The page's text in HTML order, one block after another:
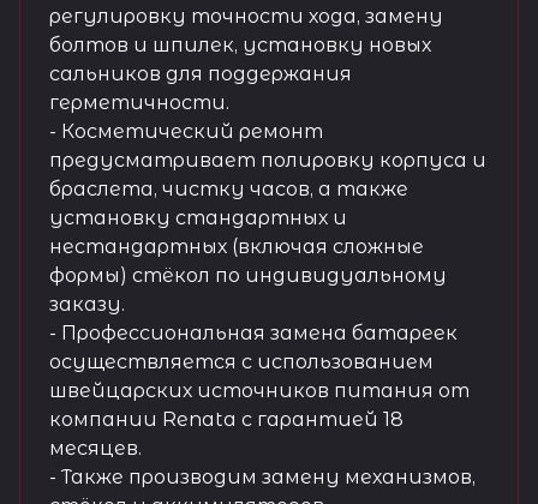
регулировку точности хода, замену
болтов и шпилек, установку новых
сальников для поддержания
герметичности.
- Косметический ремонт
предусматривает полировку корпуса и
браслета, чистку часов, а также
установку стандартных и
нестандартных (включая сложные
формы) стёкол по индивидуальному
заказу.
- Профессиональная замена батареек
осуществляется с использованием
швейцарских источников питания от
компании Renata с гарантией 18
месяцев.
- Также производим замену механизмов,